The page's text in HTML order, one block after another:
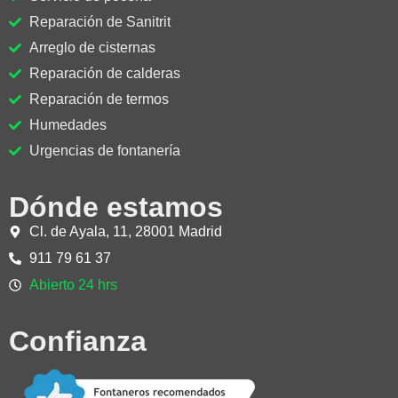
Reparación de Sanitrit
Arreglo de cisternas
Reparación de calderas
Reparación de termos
Humedades
Urgencias de fontanería
Dónde estamos
Cl. de Ayala, 11, 28001 Madrid
911 79 61 37
Abierto 24 hrs
Confianza